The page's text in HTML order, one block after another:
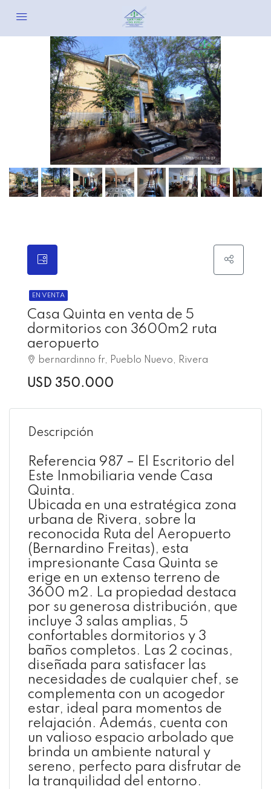
EN VENTA
Casa Quinta en venta de 5
dormitorios con 3600m2 ruta
aeropuerto
bernardinno fr, Pueblo Nuevo, Rivera
USD 350.000
Descripción
Referencia 987 – El Escritorio del
Este Inmobiliaria vende Casa
Quinta.
Ubicada en una estratégica zona
urbana de Rivera, sobre la
reconocida Ruta del Aeropuerto
(Bernardino Freitas), esta
impresionante Casa Quinta se
erige en un extenso terreno de
3600 m2. La propiedad destaca
por su generosa distribución, que
incluye 3 salas amplias, 5
confortables dormitorios y 3
baños completos. Las 2 cocinas,
diseñada para satisfacer las
necesidades de cualquier chef, se
complementa con un acogedor
estar, ideal para momentos de
relajación. Además, cuenta con
un valioso espacio arbolado que
brinda un ambiente natural y
sereno, perfecto para disfrutar de
la tranquilidad del entorno.